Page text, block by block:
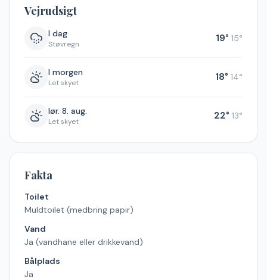
Vejrudsigt
I dag
Støvregn 19° 15°
I morgen
Let skyet 18° 14°
lør. 8. aug.
Let skyet 22° 13°
Fakta
Toilet
Muldtoilet (medbring papir)
Vand
Ja (vandhane eller drikkevand)
Bålplads
Ja